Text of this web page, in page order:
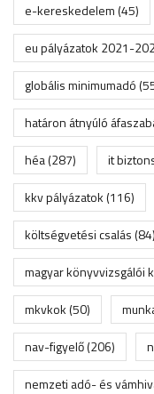
e-kereskedelem(45)
eu pályázatok 2021-
globális minimumadó
határon átnyúló
héa(287) it
kkv pályázatok(116)
költségvetési csalás(84)
magyar könyvvizsgálói
mkvkok(50)
nav-figyelő(206)
nemzeti adó- és